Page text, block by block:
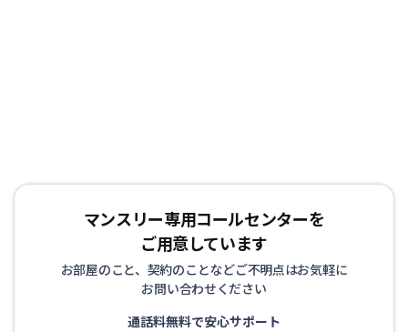
マンスリー専用コールセンターを
ご用意しています
お部屋のこと、契約のことなどご不明点はお気軽に
お問い合わせください
通話料無料で安心サポート